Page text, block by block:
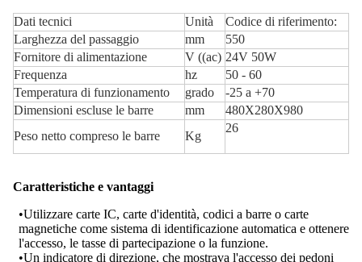
Dati tecnici Unità
Codice di riferimento:
Larghezza del passaggio
mm
550
Fornitore di alimentazione
V ((ac) 24V 50W
Frequenza
hz
50 - 60
Temperatura di funzionamento
grado
-25 a +70
Dimensioni escluse le barre
mm
480X280X980
Peso netto compreso le barre
Kg
26
Caratteristiche e vantaggi
•Utilizzare carte IC, carte d'identità, codici a barre o carte
magnetiche come sistema di identificazione automatica e ottenere
l'accesso, le tasse di partecipazione o la funzione.
•Un indicatore di direzione, che mostrava l'accesso dei pedoni